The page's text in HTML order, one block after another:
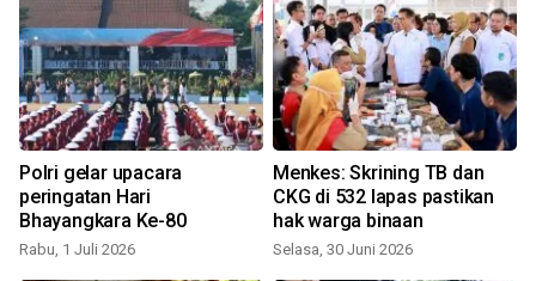
Polri gelar upacara
peringatan Hari
Bhayangkara Ke-80
Rabu, 1 Juli 2026
Menkes: Skrining TB dan
CKG di 532 lapas pastikan
hak warga binaan
Selasa, 30 Juni 2026